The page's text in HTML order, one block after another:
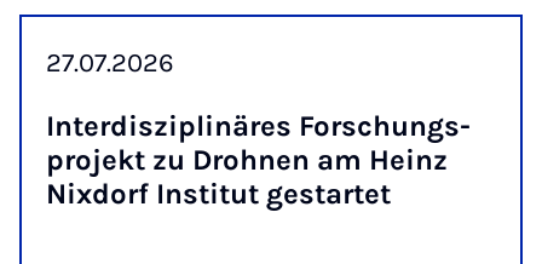
27.07.2026
In­ter­dis­zi­pli­näres For­schungs­
pro­jekt zu Droh­nen am Heinz
Nix­dorf In­sti­tut ge­st­ar­tet